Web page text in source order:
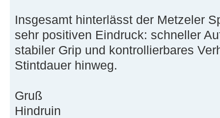
Insgesamt hinterlässt der Metzeler
sehr positiven Eindruck: schneller
stabiler Grip und kontrollierbares
Stintdauer hinweg.
Gruß
Hindruin